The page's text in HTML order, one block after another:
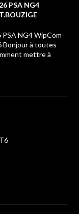
PSA NG4
NG4 WipCom
Bonjour à toutes
mettre à